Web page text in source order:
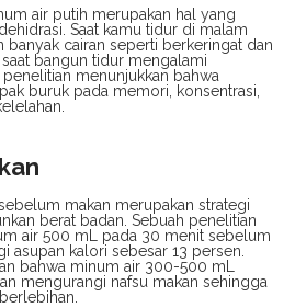
air putih merupakan hal yang
Saat kamu tidur di malam
banyak cairan seperti berkeringat dan
bangun tidur mengalami
menunjukkan bahwa
buruk pada memori, konsentrasi,
makan merupakan strategi
berat badan. Sebuah penelitian
air 500 mL pada 30 menit sebelum
asupan kalori sebesar 13 persen.
bahwa minum air 300-500 mL
mengurangi nafsu makan sehingga